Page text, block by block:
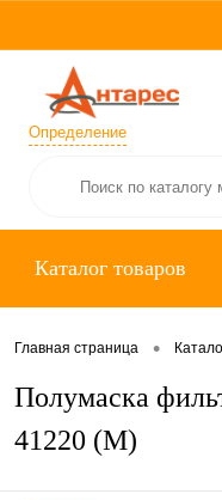
Определение
Каталог товаров
Главная страница •
Полумаска
41220 (М)